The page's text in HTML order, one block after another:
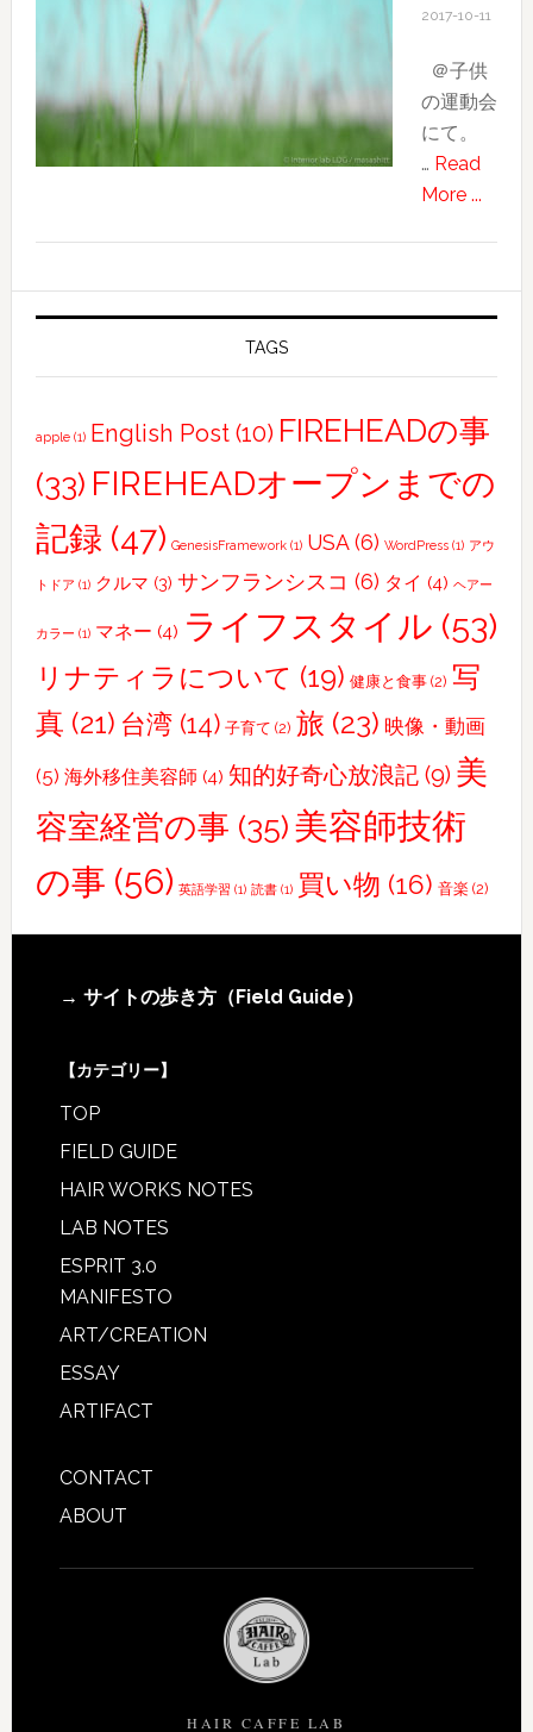
2017-10-11
＠子供
の運動会
にて。
… Read
More ...about
け
た
界
TAGS
apple(1) English Post(10) FIREHEADの事
(33) FIREHEADオープンまでの
記録 (47) GenesisFramework(1) USA(6) WordPress(1) アウ
トドア (1) クルマ (3) サンフランシスコ (6) タイ (4) ヘアー
カラー (1) マネー (4) ライフスタイル (53)
リナティラについて (19) 健康と食事(2) 写
真 (21) 台湾(14) 子育て (2) 旅 (23) 映像・動画
(5) 海外移住美容師 (4) 知的好奇心放浪記(9) 美
容室経営の事 (35)美容師技術
の事 (56) 英語学習 (1) 読書(1) 買い物 (16) 音楽(2)
Footer
→ サイトの歩き方（Field Guide）
【カテゴリー】
TOP
FIELD GUIDE
HAIR WORKS NOTES
LAB NOTES
ESPRIT 3.0
MANIFESTO
ART/CREATION
ESSAY
ARTIFACT
CONTACT
ABOUT
HAIR CAFFE LAB